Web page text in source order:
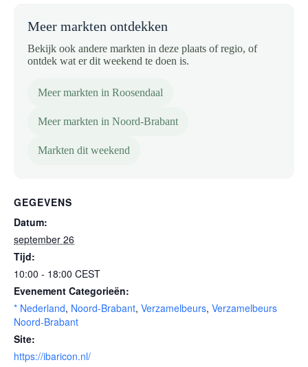
Meer markten ontdekken
Bekijk ook andere markten in deze plaats of regio, of
ontdek wat er dit weekend te doen is.
Meer markten in Roosendaal
Meer markten in Noord-Brabant
Markten dit weekend
GEGEVENS
Datum:
september 26
Tijd:
10:00 - 18:00 CEST
Evenement Categorieën:
* Nederland, Noord-Brabant, Verzamelbeurs, Verzamelbeurs
Noord-Brabant
Site:
https://ibaricon.nl/